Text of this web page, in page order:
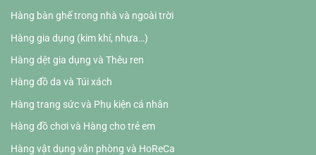
Hàng bàn ghế trong nhà và ngoài trời
Hàng gia dụng (kim khí, nhựa…)
Hàng dệt gia dụng và Thêu ren
Hàng đồ da và Túi xách
Hàng trang sức và Phụ kiện cá nhân
Hàng đồ chơi và Hàng cho trẻ em
Hàng vật dụng văn phòng và HoReCa